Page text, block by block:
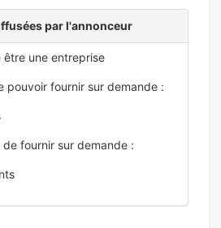
par l'annonceur
être une entreprise
pouvoir fournir sur demande :
de fournir sur demande :